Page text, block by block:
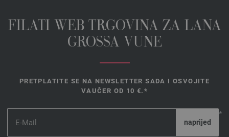
FILATI WEB TRGOVINA ZA LANA
GROSSA VUNE
PRETPLATITE SE NA NEWSLETTER SADA I OSVOJITE
VAUČER OD 10 €.*
*